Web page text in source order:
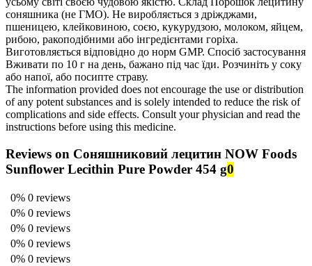
соняшника (не ГМО). Не виробляється з дріжджами,
пшеницею, клейковиною, соєю, кукурудзою, молоком, яйцем,
рибою, ракоподібними або інгредієнтами горіха.
Виготовляється відповідно до норм GMP. Спосіб застосування
Вживати по 10 г на день, бажано під час їди. Розчиніть у соку
або напої, або посипте страву.
The information provided does not encourage the use or distribution
of any potent substances and is solely intended to reduce the risk of
complications and side effects. Consult your physician and read the
instructions before using this medicine.
Reviews on Соняшниковий лецитин NOW Foods
Sunflower Lecithin Pure Powder 454 g0
0% 0 reviews
0% 0 reviews
0% 0 reviews
0% 0 reviews
0% 0 reviews